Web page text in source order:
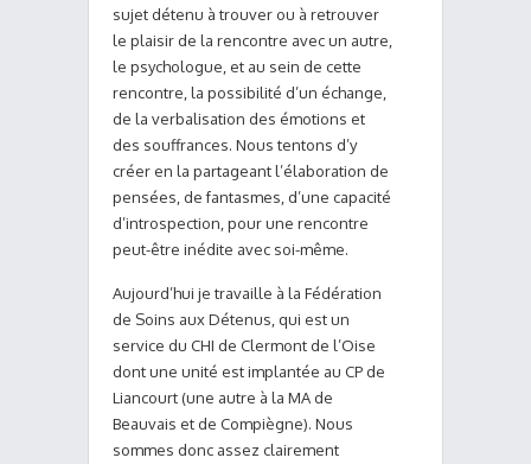
sujet détenu à trouver ou à retrouver
le plaisir de la rencontre avec un autre,
le psychologue, et au sein de cette
rencontre, la possibilité d’un échange,
de la verbalisation des émotions et
des souffrances. Nous tentons d’y
créer en la partageant l’élaboration de
pensées, de fantasmes, d’une capacité
d’introspection, pour une rencontre
peut-être inédite avec soi-même.
Aujourd’hui je travaille à la Fédération
de Soins aux Détenus, qui est un
service du CHI de Clermont de l’Oise
dont une unité est implantée au CP de
Liancourt (une autre à la MA de
Beauvais et de Compiègne). Nous
sommes donc assez clairement